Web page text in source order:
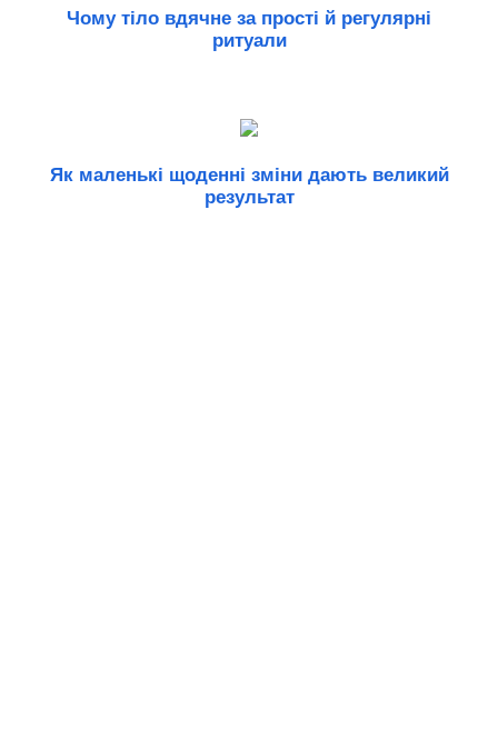
Чому тіло вдячне за прості й регулярні
ритуали
Як маленькі щоденні зміни дають великий
результат